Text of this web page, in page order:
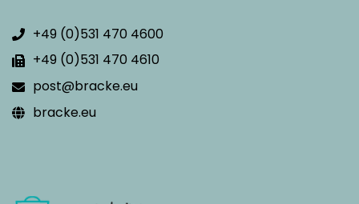
+49 (0)531 470 4600
+49 (0)531 470 4610
post@bracke.eu
bracke.eu